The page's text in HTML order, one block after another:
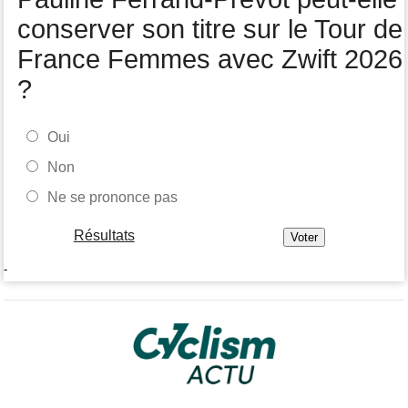
conserver son titre sur le Tour de
France Femmes avec Zwift 2026
?
Oui
Non
Ne se prononce pas
Résultats
-